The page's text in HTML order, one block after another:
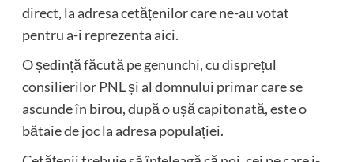
direct, la adresa cetățenilor care ne-au votat
pentru a-i reprezenta aici.
O ședință făcută pe genunchi, cu disprețul
consilierilor PNL și al domnului primar care se
ascunde în birou, după o ușă capitonată, este o
bătaie de joc la adresa populației.